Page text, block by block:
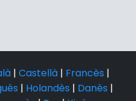
| Castellà | Francès |
| Holandès | Danès |